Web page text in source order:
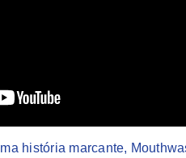
história marcante,